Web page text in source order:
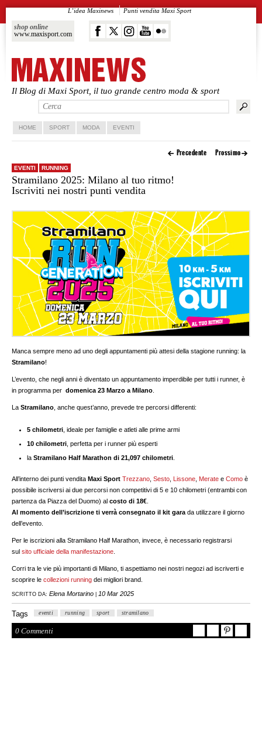
Il Blog di Maxi Sport, il tuo grande centro moda & sport
shop online
www.maxisport.com
L’idea Maxinews Punti vendita Maxi Sport
Vai al contenuto principale
Vai al contenuto secondario
HOME SPORT MODA EVENTI
Precedente Prossimo
EVENTI RUNNING
Stramilano 2025: Milano al tuo ritmo!
Iscriviti nei nostri punti vendita
Manca sempre meno ad uno degli appuntamenti più attesi della stagione running: la
Stramilano!
L’evento, che negli anni è diventato un appuntamento imperdibile per tutti i runner, è
in programma perdomenica 23 Marzo a Milano
LaStramilano , anche quest’anno, prevede tre percorsi differenti:
5 chilometri , ideale per famiglie e atleti alle prime armi
10 chilometri , perfetta per i runner più esperti
laStramilano Half Marathon di 21,097 chilometri
All’interno dei punti venditaMaxi Sport Trezzano ,Sesto Lissone Merate eComo è
possibile iscriversi ai due percorsi non competitivi di 5 e 10 chilometri (entrambi con
partenza da Piazza del Duomo) alcosto di 18€
Al momento dell’iscrizione ti verrà consegnato il kit gara da utilizzare il giorno
dell’evento.
Per le iscrizioni alla Stramilano Half Marathon, invece, è necessario registrarsi
sulsito ufficiale della manifestazione
Corri tra le vie più importanti di Milano, ti aspettiamo nei nostri negozi ad iscriverti e
scoprire lecollezioni running dei migliori brand.
SCRITTO DA: Elena Mortarino 10 Mar 2025
Tags eventi running sport stramilano
0 Commenti